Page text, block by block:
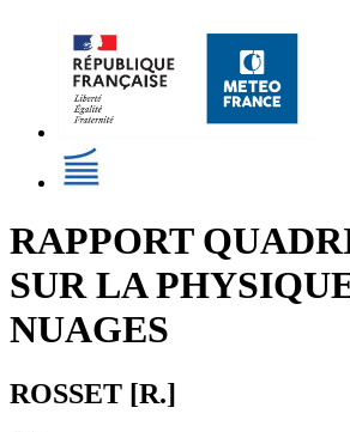
RAPPORT
SUR LA
NUAGES
ROSSET [R.]